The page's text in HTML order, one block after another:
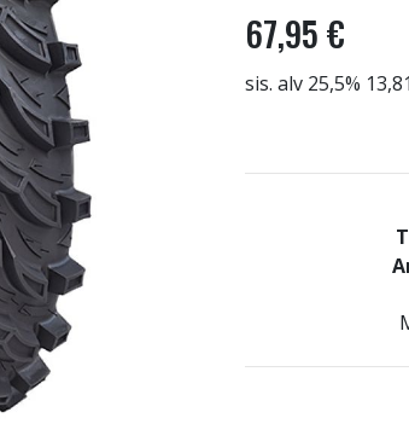
67,95 €
sis. alv 25,5%